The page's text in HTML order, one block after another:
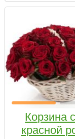
Корзина
красной